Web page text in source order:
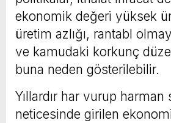
ekonomik değeri yüksek
üretim azlığı, rantabl
ve kamudaki korkunç
buna neden gösterilebilir.
Yıllardır har vurup harman
neticesinde girilen